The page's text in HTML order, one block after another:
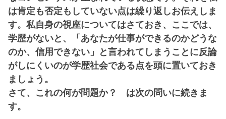
は肯定も否定もしていない点は繰り返しお伝えしま
す。私自身の視座についてはさておき、ここでは、
学歴がないと、「あなたが仕事ができるのかどうな
のか、信用できない」と言われてしまうことに反論
がしにくいのが学歴社会である点を頭に置いておき
ましょう。
さて、これの何が問題か？ は次の問いに続きま
す。